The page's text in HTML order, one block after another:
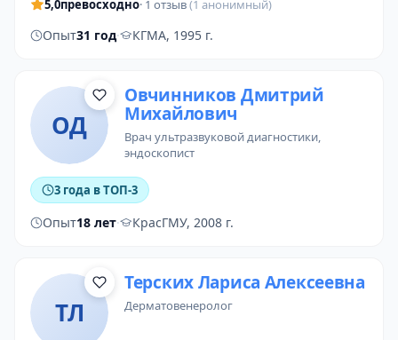
5,0превосходно· 1 отзыв(1 анонимный)
Опыт31 год· КГМА, 1995 г.
ОД
Овчинников Дмитрий
Михайлович
врач ультразвуковой диагностики,
эндоскопист
3 года в ТОП-3
Опыт18 лет· КрасГМУ, 2008 г.
ТЛ
Терских Лариса Алексеевна
дерматовенеролог